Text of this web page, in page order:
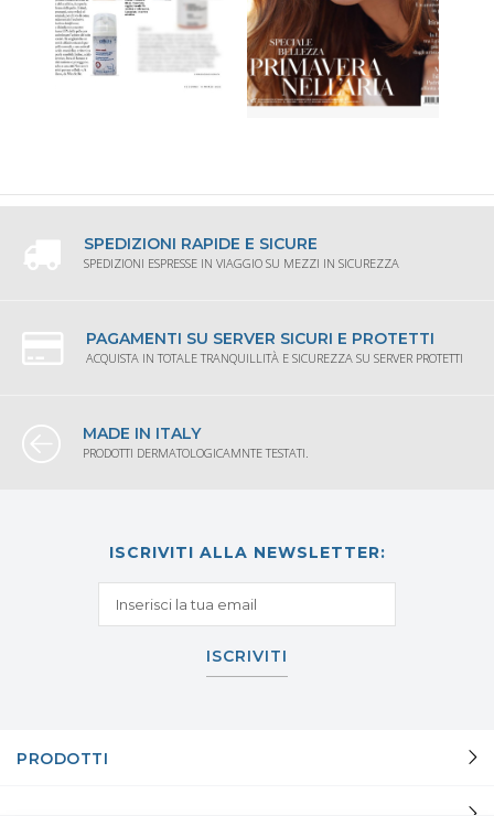
SPEDIZIONI RAPIDE E SICURE
SPEDIZIONI ESPRESSE IN VIAGGIO SU MEZZI IN SICUREZZA
PAGAMENTI SU SERVER SICURI E PROTETTI
ACQUISTA IN TOTALE TRANQUILLITÀ E SICUREZZA SU SERVER PROTETTI
MADE IN ITALY
PRODOTTI DERMATOLOGICAMNTE TESTATI.
ISCRIVITI ALLA NEWSLETTER:
ISCRIVITI
PRODOTTI